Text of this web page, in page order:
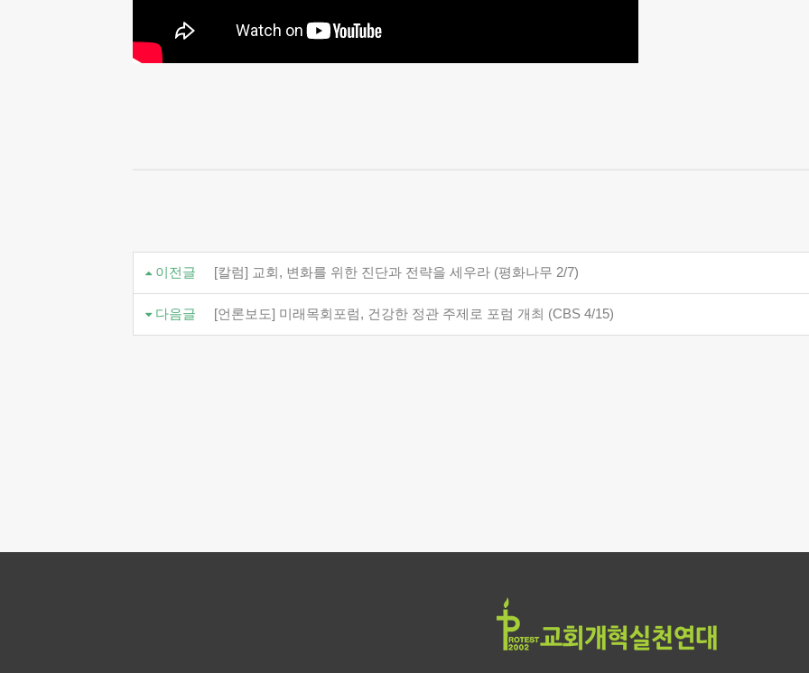
이전글 [칼럼] 교회, 변화를 위한 진단과 전략을 세우라 (평화나무 2/7)
다음글 [언론보도] 미래목회포럼, 건강한 정관 주제로 포럼 개최 (CBS 4/15)